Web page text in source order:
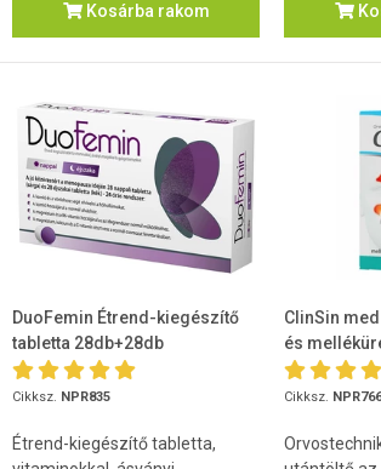
Kosárba rakom
DuoFemin Étrend-kiegészítő
tabletta 28db+28db
Cikksz. NPR835
Étrend-kiegészítő tabletta,
ClinSin
és
készlethez
Cikksz.